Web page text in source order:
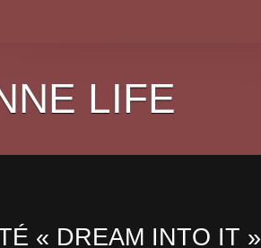
LIFE
« DREAM INTO IT »